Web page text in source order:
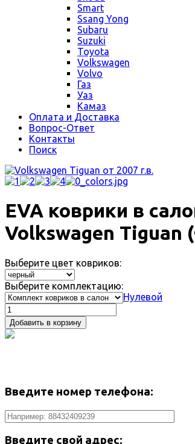
Smart
Ssang Yong
Subaru
Suzuki
Toyota
Volkswagen
Volvo
Газ
Уаз
Камаз
Оплата и Доставка
Вопрос-Ответ
Контакты
Поиск
EVA коврики в
Volkswagen Tiguan
Выберите цвет ковриков:
Выберите комплектацию:
Нулевой
Добавить в корзину
Введите номер телефона:
Введите свой адрес: